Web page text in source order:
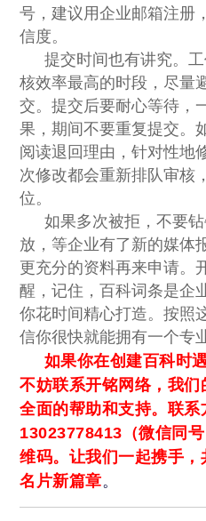
号，建议用企业邮箱注册
信度。
提交时间也有讲究。
核效率最高的时段，尽量
交。提交后要耐心等待，
果，期间不要重复提交。
阅读退回理由，针对性地
次修改都会重新排队审核
位。
如果多次被拒，不要
放，等企业有了新的媒体
更充分的资料再来申请。
醒，记住，百科词条是企
你花时间精心打造。按照
信你很快就能拥有一个专
如果你在创建百科时
不妨联系开铭网络，我
全面的帮助和支持。联系
13023778413 （微信同
维码。让我们一起携手
名片新篇章。